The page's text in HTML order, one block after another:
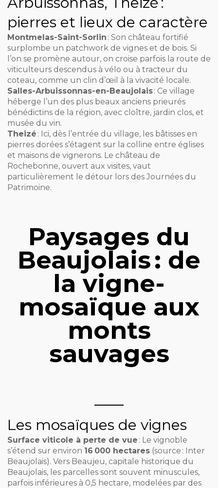
pierres et lieux de caractère
Montmelas-Saint-Sorlin : Son château fortifié
surplombe un patchwork de vignes et de bois. Si
l’on se promène autour, on croise parfois la route de
viticulteurs descendus à vélo ou à tracteur du
coteau, comme un clin d’œil à la vivacité locale.
Salles-Arbuissonnas-en-Beaujolais: Ce village
héberge l’un des plus beaux anciens prieurés
bénédictins de la région, avec cloître, jardin clos, et
musée du vin.
Theizé : Ici, dès l’entrée du village, les bâtisses en
pierres dorées s’étagent sur la colline entre églises
et maisons de vignerons. Le château de
Rochebonne, ouvert aux visites, vaut
particulièrement le détour lors des Journées du
Patrimoine.
Paysages du
Beaujolais : de
la vigne-
mosaïque aux
monts
sauvages
Les mosaïques de vignes
Surface viticole à perte de vue : Le vignoble
s’étend sur environ 16 000 hectares (source : Inter
Beaujolais). Vers Beaujeu, capitale historique du
Beaujolais, les parcelles sont souvent minuscules,
parfois inférieures à 0,5 hectare, modelées par des